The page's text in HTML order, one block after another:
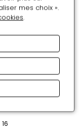
friche
de
château)
qu’ont à
verts dans
16
mes choix ».
.